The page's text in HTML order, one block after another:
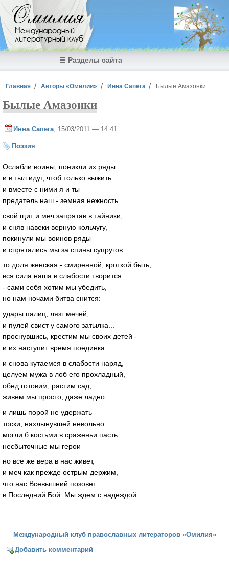
Перейти к основному содержанию
Омилия
Международный
литературный клуб
☰ Разделы сайта
Вы здесь
Главная Авторы «Омилии» Инна Сапега Былые Амазонки
Былые Амазонки
Инна Сапега , 15/03/2011 — 14:41
Поэзия
Ослабли воины, поникли их ряды
и в тыл идут, чтоб только выжить
и вместе с ними я и ты
предатель наш - земная нежность
свой щит и меч запрятав в тайники,
и сняв навеки верную кольчугу,
покинули мы воинов ряды
и спрятались мы за спины супругов
то доля женская - смиренной, кроткой быть,
вся сила наша в слабости творится
- сами себя хотим мы убедить,
но нам ночами битва снится:
удары палиц, лязг мечей,
и пулей свист у самого затылка...
проснувшись, крестим мы своих детей -
и их наступит время поединка
и снова кутаемся в слабости наряд,
целуем мужа в лоб его прохладный,
обед готовим, растим сад,
живем мы просто, даже ладно
и лишь порой не удержать
тоски, нахлынувшей невольно:
могли б костьми в сраженьи пасть
несбыточные мы герои
но все же вера в нас живет,
и меч как прежде острым держим,
что нас Всевышний позовет
в Последний Бой. Мы ждем с надеждой.
Международный клуб православных литераторов «Омилия»
Добавить комментарий